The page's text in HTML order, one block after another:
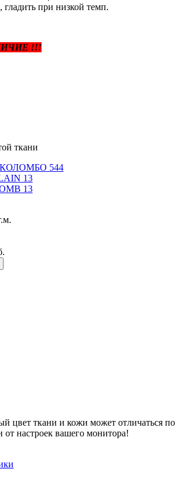
гладить при низкой темп.
!!!
ткани
цвет ткани и кожи может отличаться по
от настроек вашего монитора!